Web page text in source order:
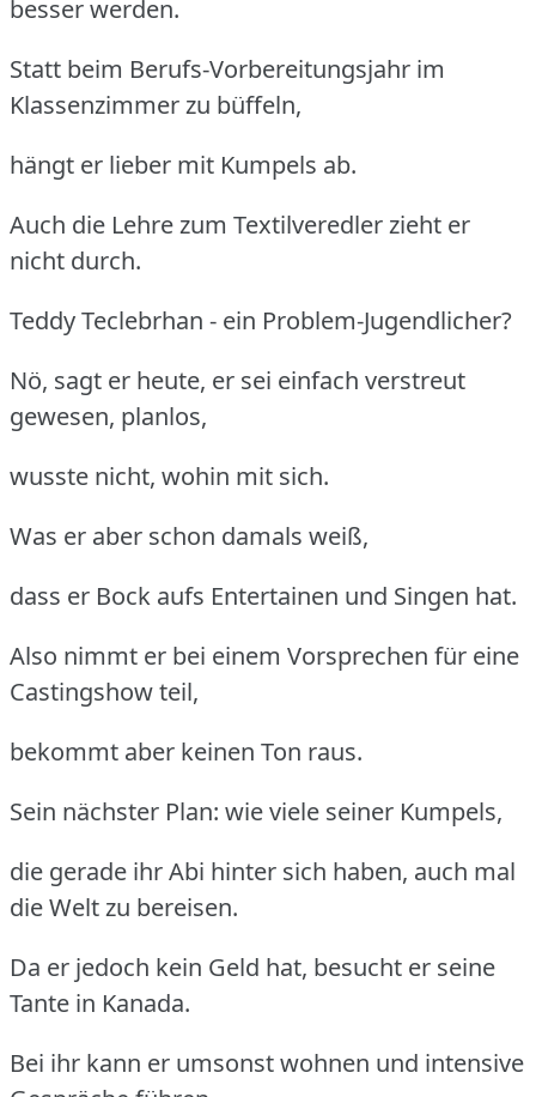
besser werden.
Statt beim Berufs-Vorbereitungsjahr im
Klassenzimmer zu büffeln,
hängt er lieber mit Kumpels ab.
Auch die Lehre zum Textilveredler zieht er
nicht durch.
Teddy Teclebrhan - ein Problem-Jugendlicher?
Nö, sagt er heute, er sei einfach verstreut
gewesen, planlos,
wusste nicht, wohin mit sich.
Was er aber schon damals weiß,
dass er Bock aufs Entertainen und Singen hat.
Also nimmt er bei einem Vorsprechen für eine
Castingshow teil,
bekommt aber keinen Ton raus.
Sein nächster Plan: wie viele seiner Kumpels,
die gerade ihr Abi hinter sich haben, auch mal
die Welt zu bereisen.
Da er jedoch kein Geld hat, besucht er seine
Tante in Kanada.
Bei ihr kann er umsonst wohnen und intensive